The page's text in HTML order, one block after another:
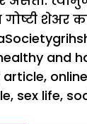
शेअर
Categories
SocietyTags
and
,
, sex life,